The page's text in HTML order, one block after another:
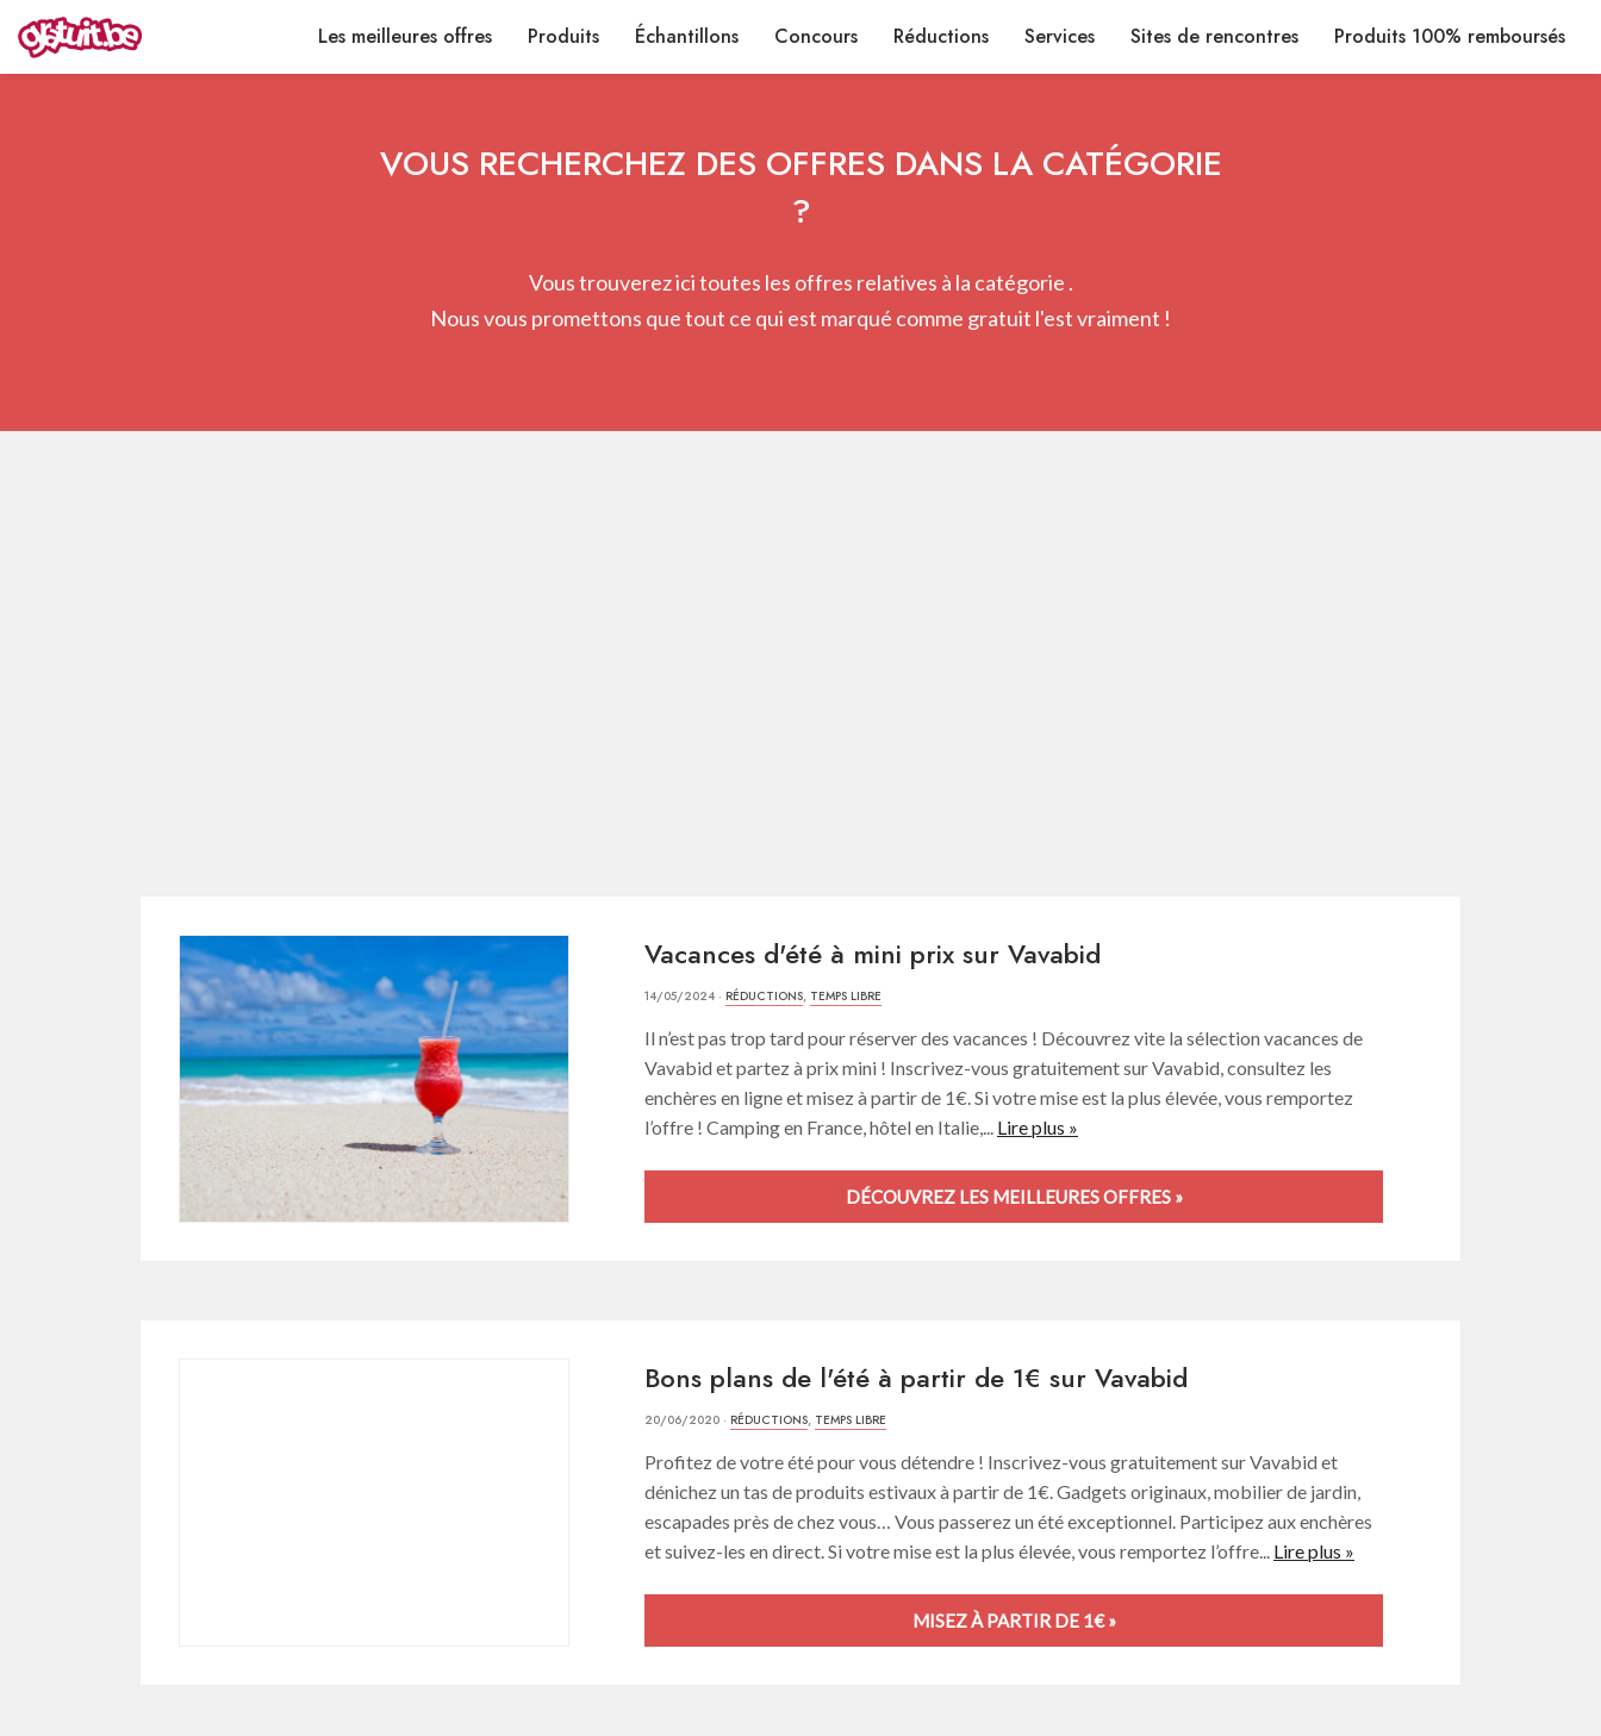
Les meilleures offres Produits Échantillons Concours Réductions Services Sites de rencontres Produits 100% remboursés
VOUS RECHERCHEZ DES OFFRES DANS LA CATÉGORIE
?
Vous trouverez ici toutes les offres relatives à la catégorie .
Nous vous promettons que tout ce qui est marqué comme gratuit l'est vraiment !
Vacances d'été à mini prix sur Vavabid
14/05/2024 · RÉDUCTIONS, TEMPS LIBRE
Il n’est pas trop tard pour réserver des vacances ! Découvrez vite la sélection vacances de
Vavabid et partez à prix mini ! Inscrivez-vous gratuitement sur Vavabid, consultez les
enchères en ligne et misez à partir de 1€. Si votre mise est la plus élevée, vous remportez
l’offre ! Camping en France, hôtel en Italie,... Lire plus »
DÉCOUVREZ LES MEILLEURES OFFRES »
Bons plans de l'été à partir de 1€ sur Vavabid
20/06/2020 · RÉDUCTIONS, TEMPS LIBRE
Profitez de votre été pour vous détendre ! Inscrivez-vous gratuitement sur Vavabid et
dénichez un tas de produits estivaux à partir de 1€. Gadgets originaux, mobilier de jardin,
escapades près de chez vous… Vous passerez un été exceptionnel. Participez aux enchères
et suivez-les en direct. Si votre mise est la plus élevée, vous remportez l’offre... Lire plus »
MISEZ À PARTIR DE 1€ »